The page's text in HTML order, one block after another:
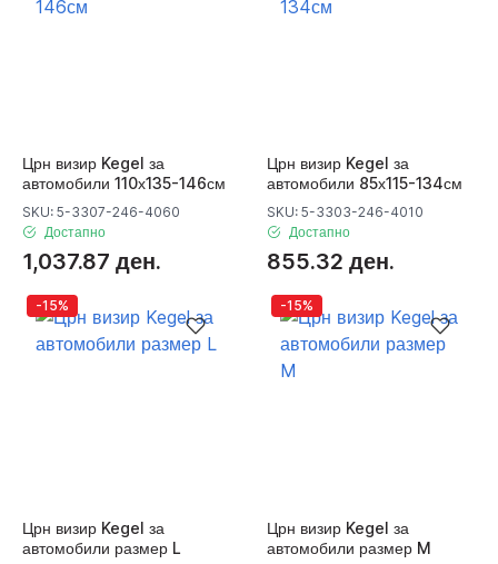
Црн визир Kegel за
автомобили 110х135-146см
SKU: 5-3307-246-4060
Достапно
1,037.87 ден.
Црн визир Kegel за
автомобили 85х115-134см
SKU: 5-3303-246-4010
Достапно
855.32 ден.
-15%
Црн визир Kegel за
автомобили размер L
-15%
Црн визир Kegel за
автомобили размер M